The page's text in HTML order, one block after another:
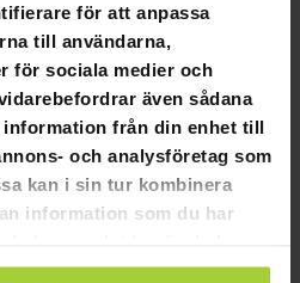
för att anpassa
till användarna,
för sociala medier och
även sådana
från din enhet till
och analysföretag som
kan i sin tur kombinera
information som du har
R129, svart röd
GRA­TIS LE­VE­RANS
Kikid Bilbarnstol Basic 76-
890,00 kr
1 490,00 kr
1 av 1